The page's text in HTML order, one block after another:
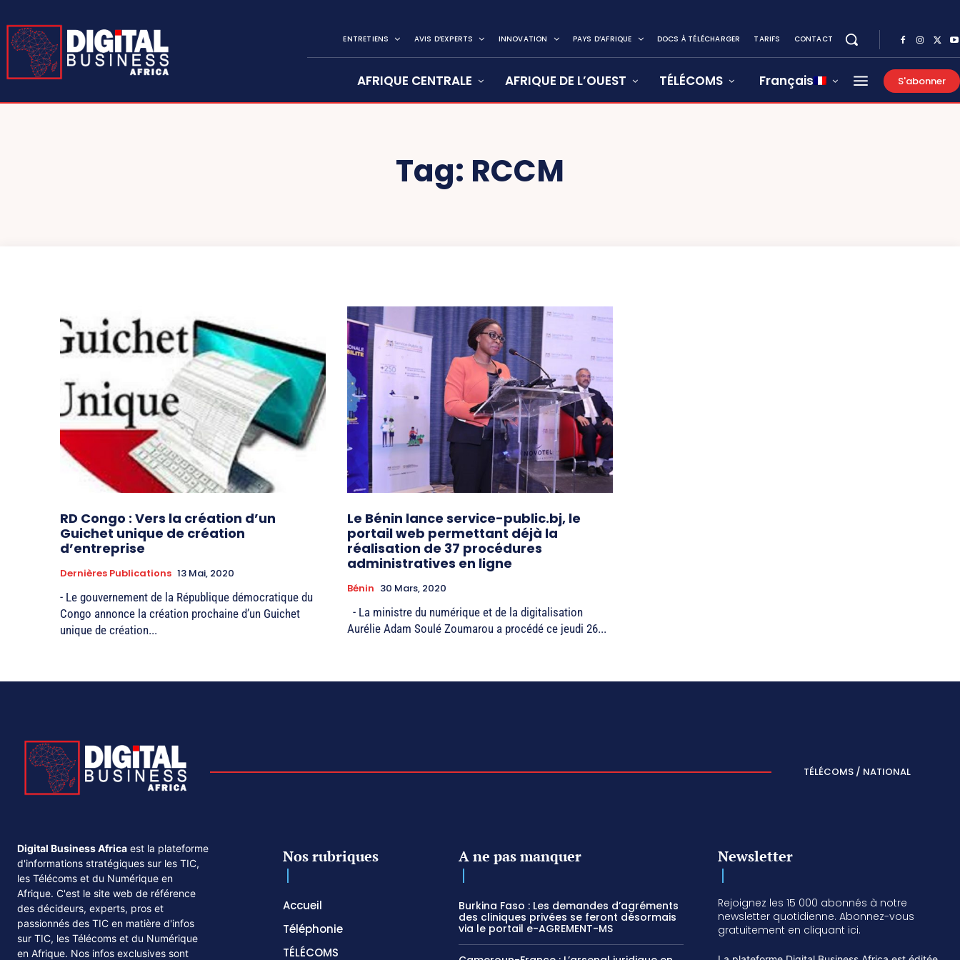
ENTRETIENS AVIS D’EXPERTS INNOVATION PAYS D’AFRIQUE DOCS À TÉLÉCHARGER TARIFS CONTACT
AFRIQUE CENTRALE AFRIQUE DE L’OUEST TÉLÉCOMS Français S'abonner
Tag: RCCM
RD Congo : Vers la création d’un
Guichet unique de création
d’entreprise
Dernières Publications 13 Mai, 2020
- Le gouvernement de la République démocratique du
Congo annonce la création prochaine d’un Guichet
unique de création...
Le Bénin lance service-public.bj, le
portail web permettant déjà la
réalisation de 37 procédures
administratives en ligne
Bénin 30 Mars, 2020
- La ministre du numérique et de la digitalisation
Aurélie Adam Soulé Zoumarou a procédé ce jeudi 26...
TÉLÉCOMS / NATIONAL
Digital Business Africa est la plateforme
d'informations stratégiques sur les TIC,
les Télécoms et du Numérique en
Afrique. C'est le site web de référence
des décideurs, experts, pros et
passionnés des TIC en matière d'infos
sur TIC, les Télécoms et du Numérique
en Afrique. Nos infos exclusives sont
Nos rubriques
Accueil
Téléphonie
TÉLÉCOMS
A ne pas manquer
Burkina Faso : Les demandes d’agréments
des cliniques privées se feront désormais
via le portail e-AGREMENT-MS
Newsletter
Rejoignez les 15 000 abonnés à notre
newsletter quotidienne. Abonnez-vous
gratuitement en cliquant ici.